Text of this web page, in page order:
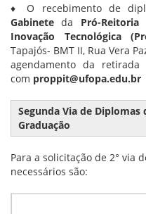
♦ O recebimento de
Gabinete da Pró-Reitoria
Inovação Tecnológica
Tapajós- BMT II, Rua Vera
agendamento da
com proppit@ufopa.edu.br
Segunda Via de Diplomas
Graduação
Para a solicitação de 2° via
necessários são: